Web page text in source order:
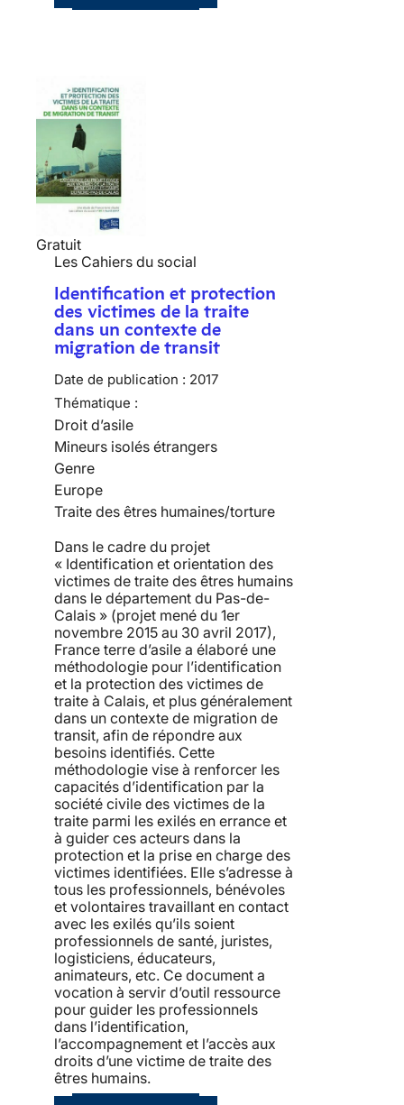
Gratuit
Les Cahiers du social
Identification et protection
des victimes de la traite
dans un contexte de
migration de transit
Date de publication : 2017
Thématique :
Droit d’asile
Mineurs isolés étrangers
Genre
Europe
Traite des êtres humaines/torture
Dans le cadre du projet
« Identification et orientation des
victimes de traite des êtres humains
dans le département du Pas-de-
Calais » (projet mené du 1er
novembre 2015 au 30 avril 2017),
France terre d’asile a élaboré une
méthodologie pour l’identification
et la protection des victimes de
traite à Calais, et plus généralement
dans un contexte de migration de
transit, afin de répondre aux
besoins identifiés. Cette
méthodologie vise à renforcer les
capacités d’identification par la
société civile des victimes de la
traite parmi les exilés en errance et
à guider ces acteurs dans la
protection et la prise en charge des
victimes identifiées. Elle s’adresse à
tous les professionnels, bénévoles
et volontaires travaillant en contact
avec les exilés qu’ils soient
professionnels de santé, juristes,
logisticiens, éducateurs,
animateurs, etc. Ce document a
vocation à servir d’outil ressource
pour guider les professionnels
dans l’identification,
l’accompagnement et l’accès aux
droits d’une victime de traite des
êtres humains.